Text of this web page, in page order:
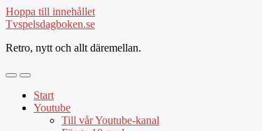
Hoppa till innehållet
Tvspelsdagboken.se
Retro, nytt och allt däremellan.
Slå
mobilmeny
Slå
på/av
sökfält
Start
Youtube
Till vår Youtube-kanal